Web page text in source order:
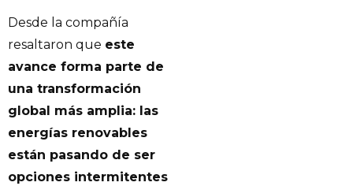
Desde la compañía
resaltaron que este
avance forma parte de
una transformación
global más amplia: las
energías renovables
están pasando de ser
opciones intermitentes